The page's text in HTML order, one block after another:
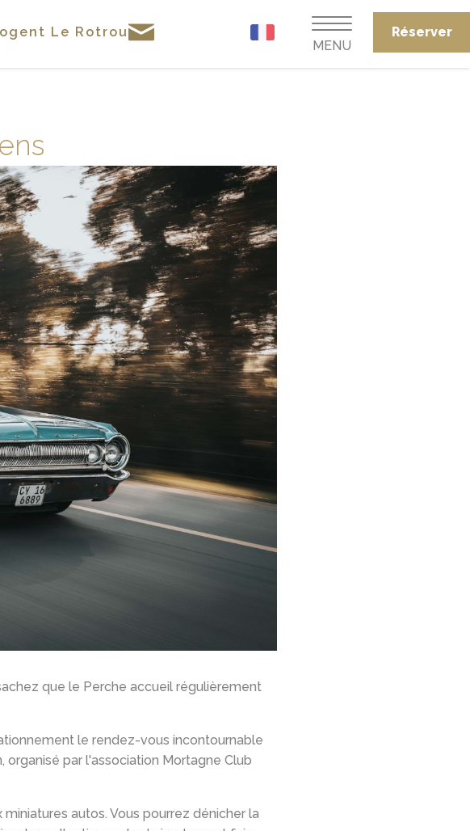
Le Rotrou
MENU
Réserver
que le Perche accueil régulièrement
le rendez-vous incontournable
par l'association Mortagne Club
autos. Vous pourrez dénicher la